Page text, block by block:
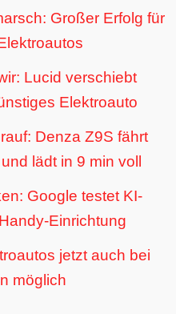
Großer Erfolg für
Lucid verschiebt
Elektroauto
Denza Z9S fährt
lädt in 9 min voll
Google testet KI-
Einrichtung
jetzt auch bei
möglich